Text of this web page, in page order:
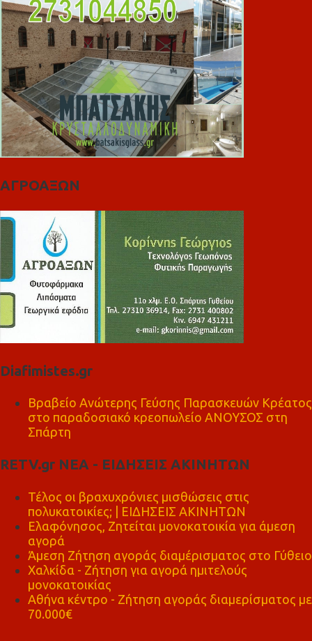
ΑΓΡΟΑΞΩΝ
Diafimistes.gr
Βραβείο Ανώτερης Γεύσης Παρασκευών Κρέατος
στο παραδοσιακό κρεοπωλείο ΑΝΟΥΣΟΣ στη
Σπάρτη
RETV.gr ΝΕΑ - ΕΙΔΗΣΕΙΣ ΑΚΙΝΗΤΩΝ
Τέλος οι βραχυχρόνιες μισθώσεις στις
πολυκατοικίες; | ΕΙΔΗΣΕΙΣ ΑΚΙΝΗΤΩΝ
Ελαφόνησος, Ζητείται μονοκατοικία για άμεση
αγορά
Άμεση Ζήτηση αγοράς διαμέρισματος στο Γύθειο
Χαλκίδα - Ζήτηση για αγορά ημιτελούς
μονοκατοικίας
Αθήνα κέντρο - Ζήτηση αγοράς διαμερίσματος με
70.000€